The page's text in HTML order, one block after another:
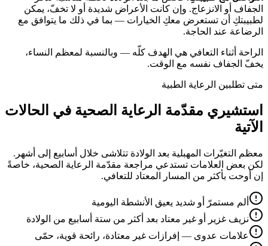
الجفاف أو الانزعاج. وإن كانت الأعراض شديدة أو لا تخفّ، يمكن
لطبيبتكِ أن تستعرض معكِ الخيارات — بما في ذلك ما يتوافق مع
الرضاعة عند الحاجة.
الراحة أثناء التعافي هي الهدف كلّه — وبالنسبة لمعظم النساء،
يخفّ الجفاف نفسه مع الوقت.
متى تطلبين الرعاية الطبية
استشيري مقدّمة الرعاية الصحية في الحالات
الآتية
معظم التغيّرات المهبلية بعد الولادة تتلاشى خلال أسابيع إلى أشهر.
لكن بعض العلامات تستدعي مراجعة مقدّمة الرعاية الصحية، خاصةً
إن أوحت بأكثر من المسار المعتاد للتعافي.
ألم مستمرّ أو شديد يعيق الأنشطة اليومية
نزيف غزير أو غير معتاد بعد أكثر من ستة أسابيع من الولادة
علامات عدوى — إفرازات غير معتادة، رائحة قوية، حمّى